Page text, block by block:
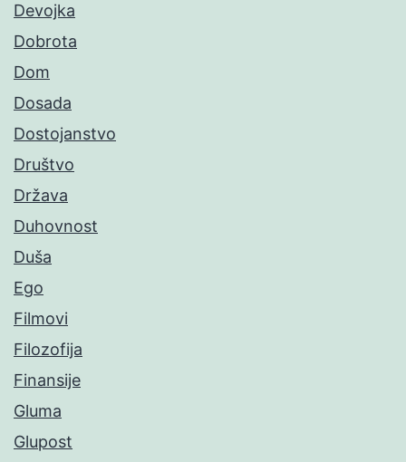
Devojka
Dobrota
Dom
Dosada
Dostojanstvo
Društvo
Država
Duhovnost
Duša
Ego
Filmovi
Filozofija
Finansije
Gluma
Glupost